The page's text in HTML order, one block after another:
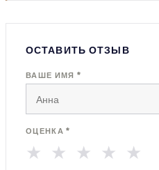
ОСТАВИТЬ ОТЗЫВ
ВАШЕ ИМЯ *
ОЦЕНКА *
★ ★ ★ ★ ★